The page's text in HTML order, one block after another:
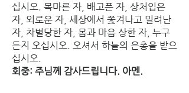
십시오. 목마른 자, 배고픈 자, 상처입은
자, 외로운 자, 세상에서 쫓겨나고 밀려난
자, 차별당한 자, 몸과 마음 상한 자, 누구
든지 오십시오. 오셔서 하늘의 은총을 받으
십시오.
회중: 주님께 감사드립니다. 아멘.